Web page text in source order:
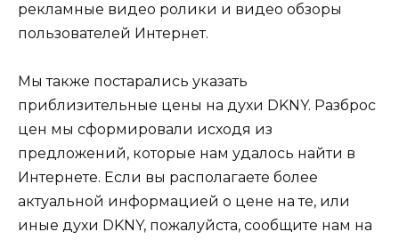
рекламные видео ролики и видео обзоры
пользователей Интернет.
Мы также постарались указать
приблизительные цены на духи DKNY. Разброс
цен мы сформировали исходя из
предложений, которые нам удалось найти в
Интернете. Если вы располагаете более
актуальной информацией о цене на те, или
иные духи DKNY, пожалуйста, сообщите нам на